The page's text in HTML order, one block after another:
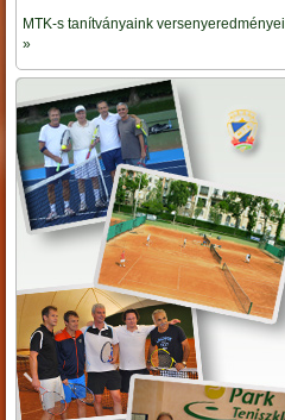
MTK-s tanítványaink versenyeredményei
»